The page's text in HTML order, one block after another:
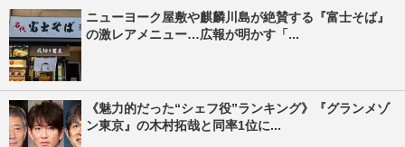
ニューヨーク屋敷や麒麟川島が絶賛する『富士そば』
の激レアメニュー…広報が明かす「...
《魅力的だった“シェフ役”ランキング》『グランメゾ
ン東京』の木村拓哉と同率1位に...